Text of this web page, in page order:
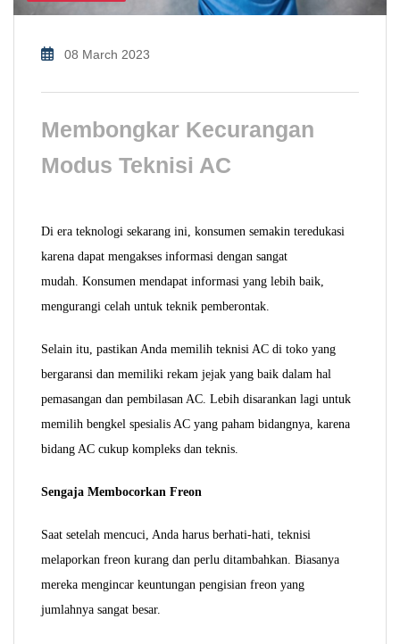
08 March 2023
Membongkar Kecurangan
Modus Teknisi AC
Di era teknologi sekarang ini, konsumen semakin teredukasi
karena dapat mengakses informasi dengan sangat
mudah. Konsumen mendapat informasi yang lebih baik,
mengurangi celah untuk teknik pemberontak.
Selain itu, pastikan Anda memilih teknisi AC di toko yang
bergaransi dan memiliki rekam jejak yang baik dalam hal
pemasangan dan pembilasan AC. Lebih disarankan lagi untuk
memilih bengkel spesialis AC yang paham bidangnya, karena
bidang AC cukup kompleks dan teknis.
Sengaja Membocorkan Freon
Saat setelah mencuci, Anda harus berhati-hati, teknisi
melaporkan freon kurang dan perlu ditambahkan. Biasanya
mereka mengincar keuntungan pengisian freon yang
jumlahnya sangat besar.